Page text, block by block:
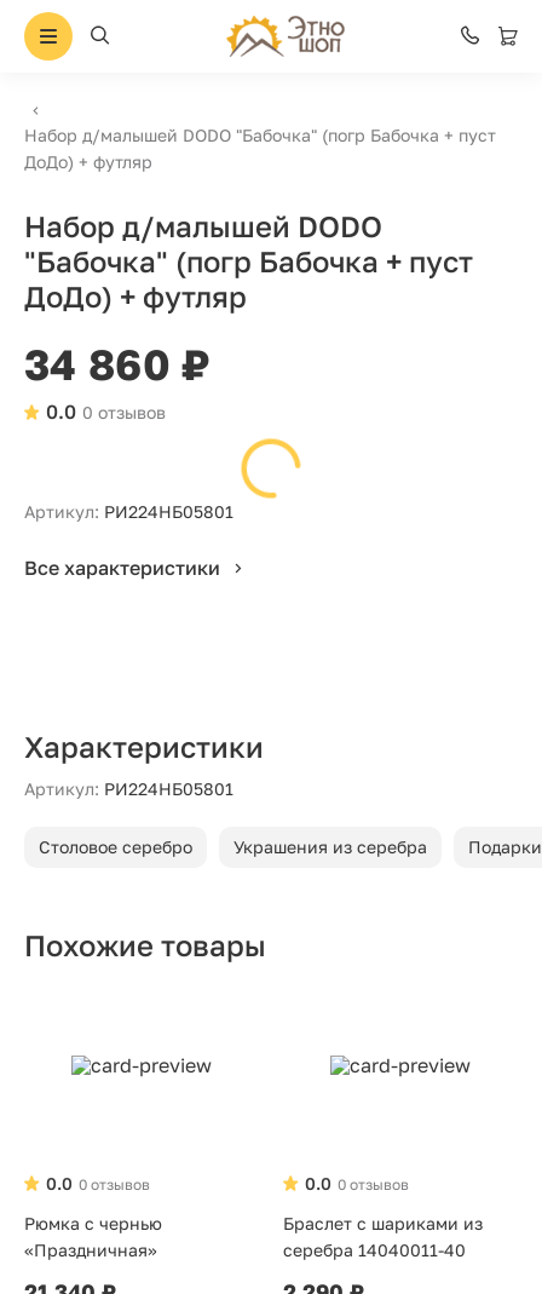
Набор д/малышей DODO "Бабочка" (погр Бабочка + пуст
ДоДо) + футляр
Набор д/малышей DODO
"Бабочка" (погр Бабочка + пуст
ДоДо) + футляр
34 860 ₽
0 отзывов
0.0
Артикул: РИ224НБ05801
Все характеристики
Характеристики
Артикул: РИ224НБ05801
Столовое серебро Украшения из серебра
Похожие товары
0 отзывов
0.0
Рюмка с чернью
«Праздничная»
0 отзывов
0.0
Браслет с шариками из
серебра 14040011-40